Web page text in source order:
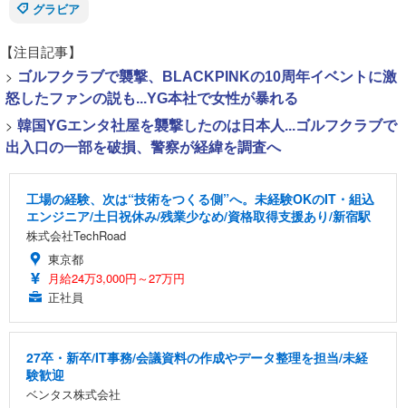
グラビア
【注目記事】
> ゴルフクラブで襲撃、BLACKPINKの10周年イベントに激
怒したファンの説も...YG本社で女性が暴れる
> 韓国YGエンタ社屋を襲撃したのは日本人...ゴルフクラブで
出入口の一部を破損、警察が経緯を調査へ
工場の経験、次は“技術をつくる側”へ。未経験OKのIT・組込
エンジニア/土日祝休み/残業少なめ/資格取得支援あり/新宿駅
株式会社TechRoad
東京都
月給24万3,000円～27万円
正社員
27卒・新卒/IT事務/会議資料の作成やデータ整理を担当/未経
験歓迎
ベンタス株式会社